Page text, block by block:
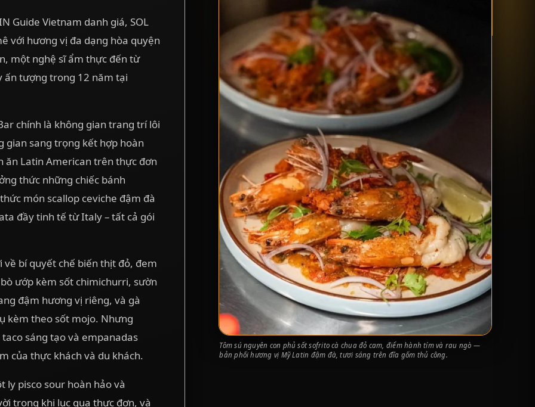
Guide Vietnam danh giá, SOL
với hương vị đa dạng hòa quyện
một nghệ sĩ ẩm thực đến từ
ấn tượng trong 12 năm tại
chính là không gian trang trí lôi
gian sang trọng kết hợp hoàn
ăn Latin American trên thực đơn
thức những chiếc bánh
món scallop ceviche đậm đà
đầy tinh tế từ Italy – tất cả gói
bí quyết chế biến thịt đỏ, đem
ướp kèm sốt chimichurri, sườn
đậm hương vị riêng, và gà
kèm theo sốt mojo. Nhưng
sáng tạo và empanadas
của thực khách và du khách.
ly pisco sour hoàn hảo và
trong khi lục qua thực đơn, và
Tôm sú nguyên con phủ sốt sofrito cà chua đỏ cam, điểm hành tím và rau ngò —
bản phối hương vị Mỹ Latin đậm đà, tươi sáng trên đĩa gốm thủ công.